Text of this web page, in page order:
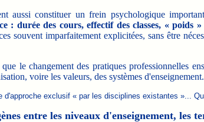
aussi constituer un frein psychologique
: durée des cours, effectif des classes, « poids
souvent imparfaitement explicitées, sans être
le changement des pratiques professionnelles
voire les valeurs, des systèmes d'enseignement.
exclusif « par les disciplines existantes »...
entre les niveaux d'enseignement, les